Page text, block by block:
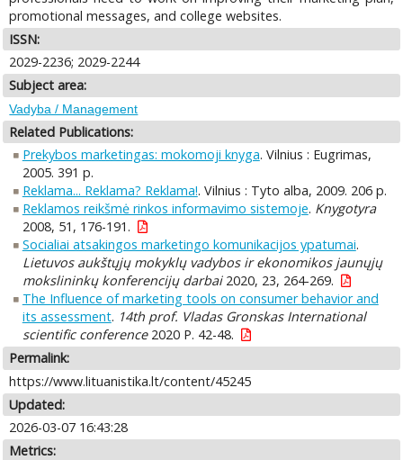
promotional messages, and college websites.
ISSN:
2029-2236; 2029-2244
Subject area:
Vadyba / Management
Related Publications:
Prekybos marketingas: mokomoji knyga. Vilnius : Eugrimas,
2005. 391 p.
Reklama... Reklama? Reklama!. Vilnius : Tyto alba, 2009. 206 p.
Reklamos reikšmė rinkos informavimo sistemoje. Knygotyra
2008, 51, 176-191.
Socialiai atsakingos marketingo komunikacijos ypatumai.
Lietuvos aukštųjų mokyklų vadybos ir ekonomikos jaunųjų
mokslininkų konferencijų darbai2020, 23, 264-269.
The Influence of marketing tools on consumer behavior and
its assessment. 14th prof. Vladas Gronskas International
scientific conference2020 P. 42-48.
Permalink:
https://www.lituanistika.lt/content/45245
Updated:
2026-03-07 16:43:28
Metrics: